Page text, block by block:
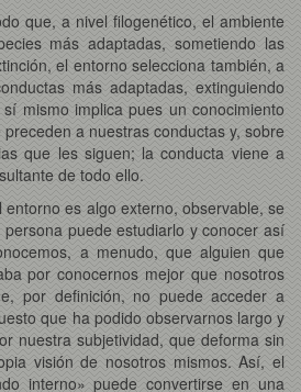
que, a nivel filogenético, el ambiente
más adaptadas, sometiendo las
el entorno selecciona también, a
más adaptadas, extinguiendo
mismo implica pues un conocimiento
a nuestras conductas y, sobre
que les siguen; la conducta viene a
de todo ello.
entorno es algo externo, observable, se
puede estudiarlo y conocer así
a menudo, que alguien que
por conocernos mejor que nosotros
por definición, no puede acceder a
que ha podido observarnos largo y
nuestra subjetividad, que deforma sin
visión de nosotros mismos. Así, el
interno» puede convertirse en una